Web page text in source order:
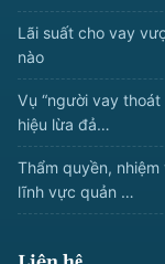
Lãi suất cho vay
nào
Vụ “người vay
hiệu lừa đả…
Thẩm quyền,
lĩnh vực quản …